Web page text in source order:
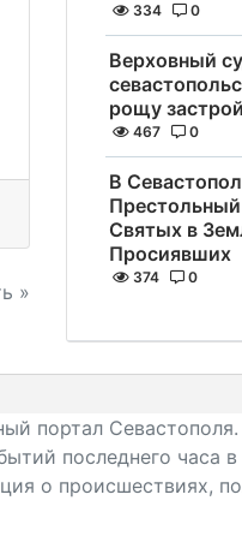
»
334 0
Верховный
рощу
467 0
В
Святых в
Просиявших
374 0
портал Севастополя.
последнего часа
о происшествиях,